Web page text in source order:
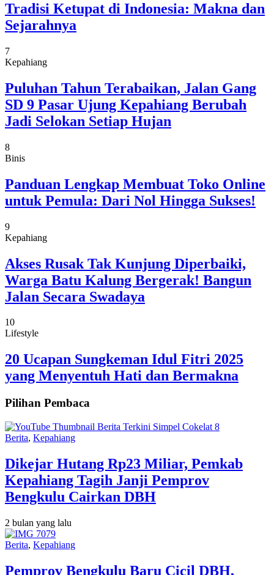
Tradisi Ketupat di Indonesia: Makna dan
Sejarahnya
7
Kepahiang
Puluhan Tahun Terabaikan, Jalan Gang
SD 9 Pasar Ujung Kepahiang Berubah
Jadi Selokan Setiap Hujan
8
Binis
Panduan Lengkap Membuat Toko Online
untuk Pemula: Dari Nol Hingga Sukses!
9
Kepahiang
Akses Rusak Tak Kunjung Diperbaiki,
Warga Batu Kalung Bergerak! Bangun
Jalan Secara Swadaya
10
Lifestyle
20 Ucapan Sungkeman Idul Fitri 2025
yang Menyentuh Hati dan Bermakna
Pilihan Pembaca
Berita, Kepahiang
Dikejar Hutang Rp23 Miliar, Pemkab
Kepahiang Tagih Janji Pemprov
Bengkulu Cairkan DBH
2 bulan yang lalu
Berita, Kepahiang
Pemprov Bengkulu Baru Cicil DBH,